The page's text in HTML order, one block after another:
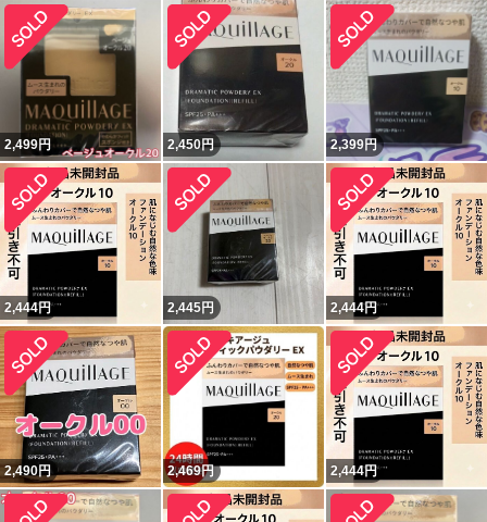
2,499円 2,450円 2,399円
2,444円 2,445円 2,444円
2,490円 2,469円 2,444円